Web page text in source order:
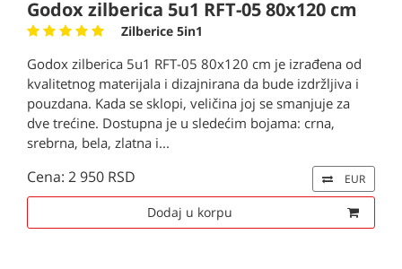
Godox zilberica 5u1 RFT-05 80x120 cm
Zilberice 5in1
Godox zilberica 5u1 RFT-05 80x120 cm je izrađena od
kvalitetnog materijala i dizajnirana da bude izdržljiva i
pouzdana. Kada se sklopi, veličina joj se smanjuje za
dve trećine. Dostupna je u sledećim bojama: crna,
srebrna, bela, zlatna i...
Cena: 2 950 RSD EUR
Dodaj u korpu